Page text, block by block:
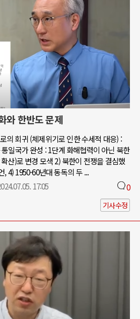
와 한반도 문제
의 회귀 (체제위기로 인한 수세적 대응) :
일국가 완성 : 1단계 화해협력이 아닌 북한
산)로 변경 모색 2) 북한이 전쟁을 결심했
, 4) 1950-60년대 동독의 두 ...
17:05 0
기사수정